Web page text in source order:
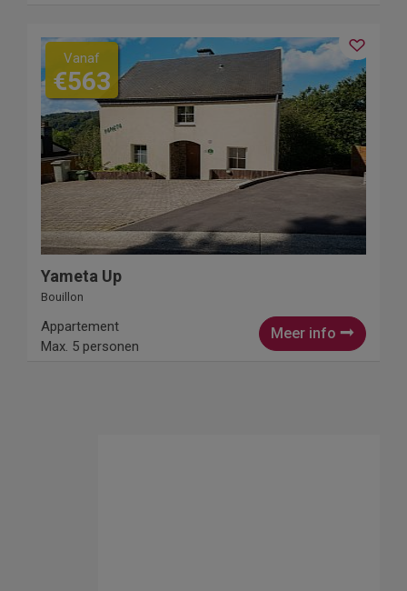
Vanaf
€563
Yameta Up
Bouillon
Meer info
Appartement
Max. 5 personen